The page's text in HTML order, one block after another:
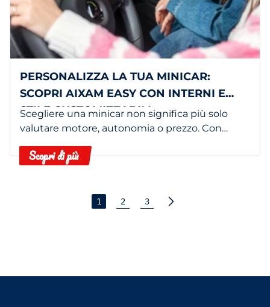
PERSONALIZZA LA TUA MINICAR:
SCOPRI AIXAM EASY CON INTERNI E
STILE CUSTOMIZZABILI
Scegliere una minicar non significa più solo
valutare motore, autonomia o prezzo. Con
personalizzandolo in base al tuo stile.
Scopri di più
1 2 3